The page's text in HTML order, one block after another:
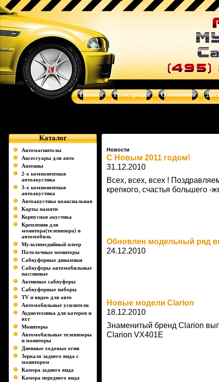
Музыка для Вашего авто - автоакустика, автомагнитолы,
системы от Clarion, Mystery, Kicker, Prology, Audio Art, Art Sound
Главная Регистрация О компании
Каталог
Автомагнитолы
Аксессуары для авто
Антенны
2-х компонентная
автоакустика
3-х компонентная
автоакустика
Автоакустика коаксиальная
Карты памяти
Корпусная акустика
Крепления для
монитора(телевизора) в
автомобиль
Мультимедийный плеер
Потолочные мониторы
Сабвуферные динамики
Сабвуферы автомобильные
пассивные
Активные сабвуферы
Сабвуферные наборы
TV и видео для авто
Автомобильные усилители
Аудиотехника для катеров и
яхт
Мониторы
Автомобильные телевизоры
и мониторы
Дневные ходовые огни
Зеркало заднего вида с
монитором
Камера заднего вида
Камера переднего вида
Новости
С Новым 2011 годом!
31.12.2010
Всех, всех, всех !
крепкого, счастья большего -
Обновлен модельный ряд
24.12.2010
Новые модели Clarion
18.12.2010
Знаменитый бренд Clarion
Clarion VX401E